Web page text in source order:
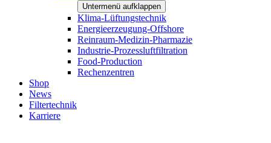
Untermenü aufklappen
Klima-Lüftungstechnik
Energieerzeugung-Offshore
Reinraum-Medizin-Pharmazie
Industrie-Prozessluftfiltration
Food-Production
Rechenzentren
Shop
News
Filtertechnik
Karriere